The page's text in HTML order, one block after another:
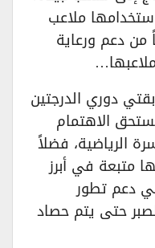
ملاعب
من دعم ورعاية
دوري الدرجتين
الاهتمام
الرياضية، فضلاً
متبعة في أبرز
دعم تطور
حتى يتم حصاد